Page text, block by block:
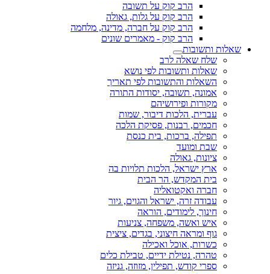
הרב קוק על תשובה
הרב קוק על גלות, גאולה
הרב קוק על חברה, מדינה, מלחמה
הרב קוק - מאמרים שונים
שאלות ותשובות
שלח שאלה לרב
שאלות ותשובות לפי נושא
השאלות והתשובות לפי תאריך
אמונה, תשובה, יסודות התורה
מקורות ופירושיהם
עברית, הלכות דיבור, שמות
חכמים, רבנות, פסיקת הלכה
תפילה, ברכות, בית כנסת
שבת ומועד
ציונות, גאולה
ארץ ישראל, הלכות תלויות בה
בית המקדש, הר הבית
חברה ואקטואליה
עבודה זרה, ישראל והגוים, גיור
חינוך, לימודים, הוראה
איש ואשה, משפחה, צניעות
גוף ומראה חיצוני, בגדים, ציצית
כשרות, אוכל ואכילה
טהרה, נטילת ידיים, טבילת כלים
ספרי קודש, תפילין, מזוזה, גניזה